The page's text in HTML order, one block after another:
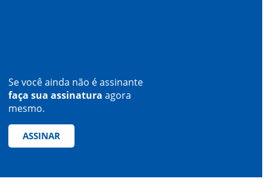
Se você ainda não é assinante
faça sua assinatura agora
mesmo.
ASSINAR